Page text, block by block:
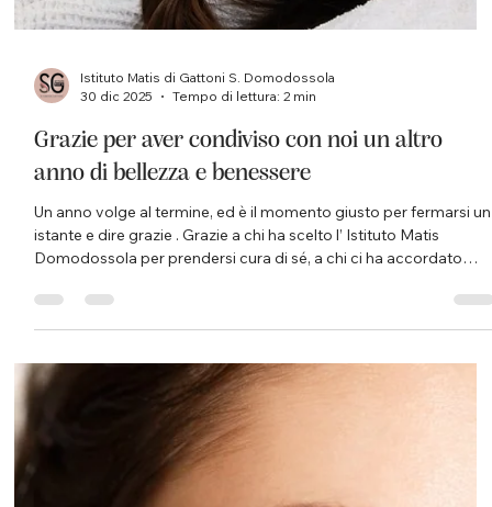
valorizzare questo trend, però, è fondamentale proteggere la
zona occhi con prodotti specifici e adeguati, in grado d